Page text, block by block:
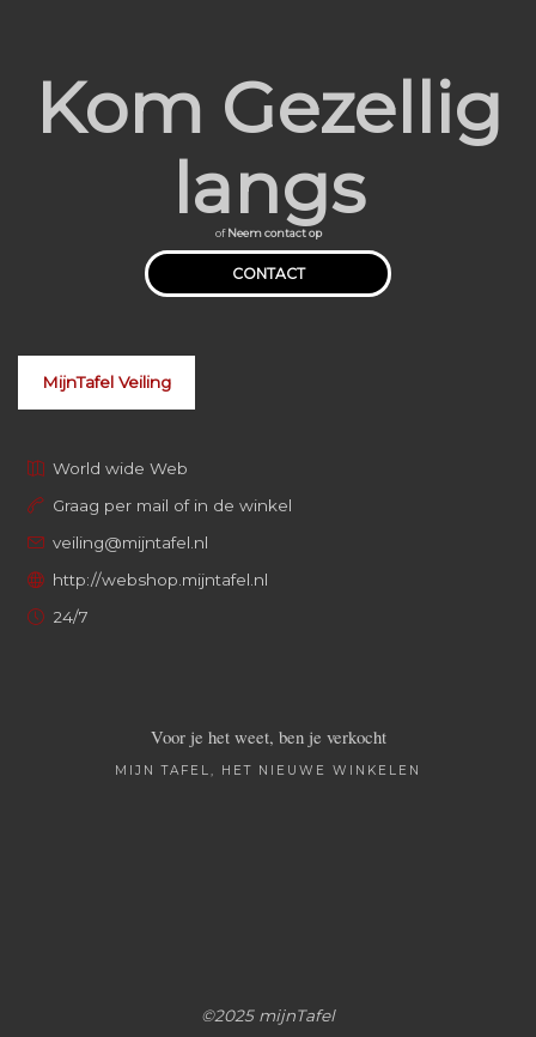
Kom Gezellig
langs
ofNeem contact op
CONTACT
MijnTafel Veiling
World wide Web
Graag per mail of in de winkel
veiling@mijntafel.nl
http://webshop.mijntafel.nl
24/7
Voor je het weet, ben je verkocht
MIJN TAFEL, HET NIEUWE WINKELEN
©2025 mijnTafel